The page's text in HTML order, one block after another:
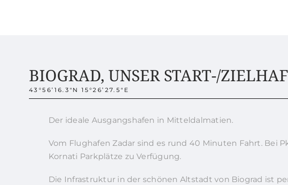
BIOGRAD, UNSER START-/
43°56’16.3″N 15°26’27.5″E
Der ideale Ausgangshafen in Mitteldalmatien.
Vom Flughafen Zadar sind es rund 40 Minuten Fahrt. Bei
Kornati Parkplätze zu Verfügung.
Die Infrastruktur in der schönen Altstadt von Biograd ist